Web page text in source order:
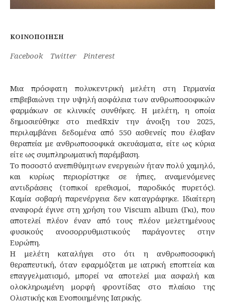
ΚΟΙΝΟΠΟΊΗΣΗ
Facebook Twitter Pinterest
Μια πρόσφατη πολυκεντρική μελέτη στη Γερμανία
επιβεβαιώνει την υψηλή ασφάλεια των ανθρωποσοφικών
φαρμάκων σε κλινικές συνθήκες. Η μελέτη, η οποία
δημοσιεύθηκε στο medRxiv την άνοιξη του 2025,
περιλαμβάνει δεδομένα από 550 ασθενείς που έλαβαν
θεραπεία με ανθρωποσοφικά σκευάσματα, είτε ως κύρια
είτε ως συμπληρωματική παρέμβαση.
Το ποσοστό ανεπιθύμητων ενεργειών ήταν πολύ χαμηλό,
και κυρίως περιορίστηκε σε ήπιες, αναμενόμενες
αντιδράσεις (τοπικοί ερεθισμοί, παροδικός πυρετός).
Καμία σοβαρή παρενέργεια δεν καταγράφηκε. Ιδιαίτερη
αναφορά έγινε στη χρήση του Viscum album (Γκι), που
αποτελεί πλέον έναν από τους πλέον μελετημένους
φυσικούς ανοσορρυθμιστικούς παράγοντες στην
Ευρώπη.
Η μελέτη καταλήγει στο ότι η ανθρωποσοφική
θεραπευτική, όταν εφαρμόζεται με ιατρική εποπτεία και
επαγγελματισμό, μπορεί να αποτελεί μια ασφαλή και
ολοκληρωμένη μορφή φροντίδας στο πλαίσιο της
Ολιστικής και Ενοποιημένης Ιατρικής.